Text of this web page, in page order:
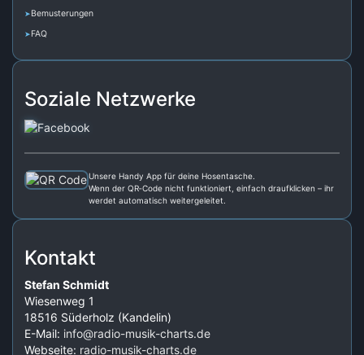
Bemusterungen
FAQ
Soziale Netzwerke
Unsere Handy App für deine Hosentasche.
Wenn der QR‑Code nicht funktioniert, einfach draufklicken – ihr
werdet automatisch weitergeleitet.
Kontakt
Stefan Schmidt
Wiesenweg 1
18516 Süderholz (Kandelin)
E-Mail: info@radio-musik-charts.de
Webseite: radio-musik-charts.de